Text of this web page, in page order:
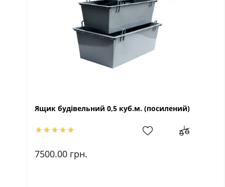
Ящик будівельний 0,5 куб.м. (посилений)
7500.00 грн.